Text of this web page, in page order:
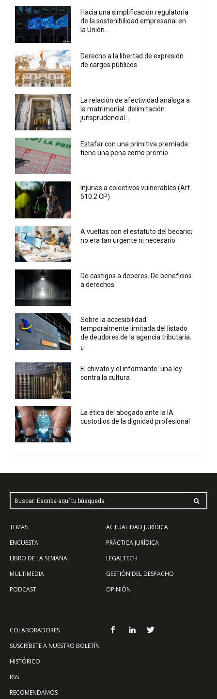
Hacia una simplificación regulatoria
de la sostenibilidad empresarial en
la Unión...
Derecho a la libertad de expresión
de cargos públicos
La relación de afectividad análoga a
la matrimonial: delimitación
jurisprudencial...
Estafar con una primitiva premiada
tiene una pena como premio
Injurias a colectivos vulnerables (Art.
510.2 CP)
A vueltas con el estatuto del becario;
no era tan urgente ni necesario
De castigos a deberes. De beneficios
a derechos
Sobre la accesibilidad
temporalmente limitada del listado
de deudores de la agencia tributaria.
¿...
El chivato y el informante: una ley
contra la cultura
La ética del abogado ante la IA:
custodios de la dignidad profesional
Buscar: Escribe aquí tu búsqueda
TEMAS
ENCUESTA
LIBRO DE LA SEMANA
MULTIMEDIA
PODCAST
ACTUALIDAD JURÍDICA
PRÁCTICA JURÍDICA
LEGALTECH
GESTIÓN DEL DESPACHO
OPINIÓN
COLABORADORES
SUSCRÍBETE A NUESTRO BOLETÍN
HISTÓRICO
RSS
RECOMENDAMOS